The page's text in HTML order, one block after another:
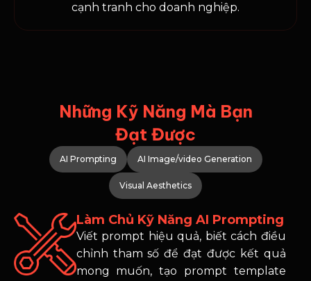
cạnh tranh cho doanh nghiệp.
Những Kỹ Năng Mà Bạn
Đạt Được
AI Prompting AI Image/video Generation
Visual Aesthetics
Làm Chủ Kỹ Năng AI Prompting
Viết prompt hiệu quả, biết cách điều
chỉnh tham số để đạt được kết quả
mong muốn, tạo prompt template